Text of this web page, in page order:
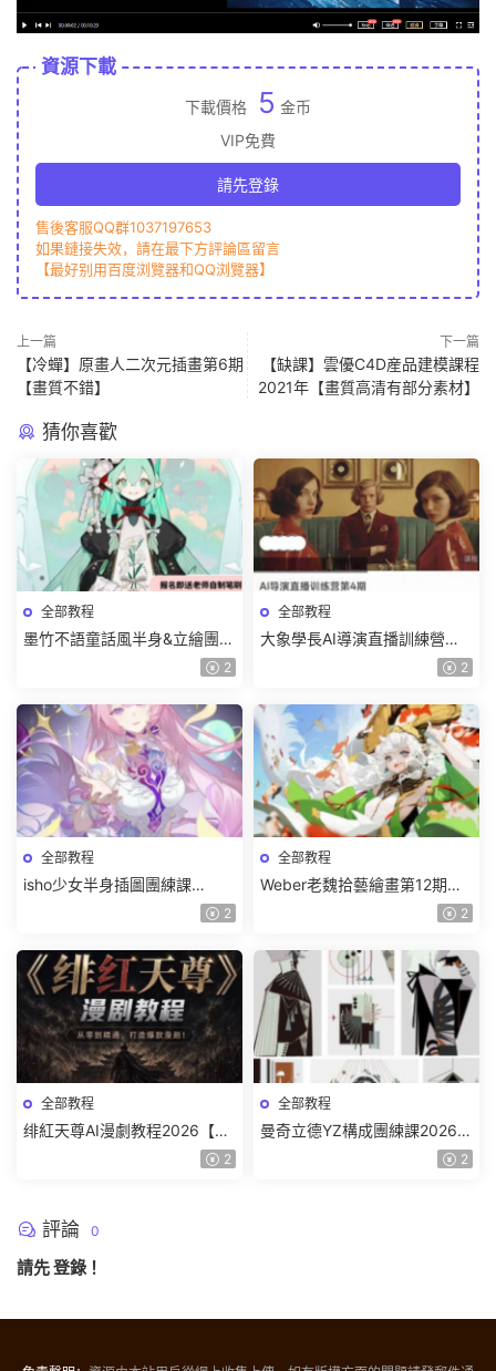
資源下載
下載價格 5 金币
VIP免費
請先登錄
售後客服QQ群1037197653
如果鏈接失效，請在最下方評論區留言
【最好别用百度浏覽器和QQ浏覽器】
上一篇
【冷蟬】原畫人二次元插畫第6期
【畫質不錯】
下一篇
【缺課】雲優C4D産品建模課程
2021年【畫質高清有部分素材】
猜你喜歡
全部教程
墨竹不語童話風半身&立繪團練
課2026【畫質高清有課件筆 2
全部教程
大象學長AI導演直播訓練營第4
期2026【畫質高清有資料】 2
全部教程
isho少女半身插圖團練課
2026【畫質高清隻有視頻】 2
全部教程
Weber老魏拾藝繪畫第12期角
色特訓班【畫質不錯隻有視
2
全部教程
绯紅天尊AI漫劇教程2026【畫
2
全部教程
曼奇立德YZ構成團練課2026年
8月已結課【畫質高清有課件】
2
評論 0
請先登錄 ！